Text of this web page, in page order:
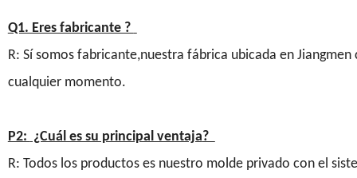
Q1. Eres fabricante ?
R: Sí somos fabricante,nuestra fábrica ubicada en
cualquier momento.
P2: ¿Cuál es su principal ventaja?
R: Todos los productos es nuestro molde privado con el